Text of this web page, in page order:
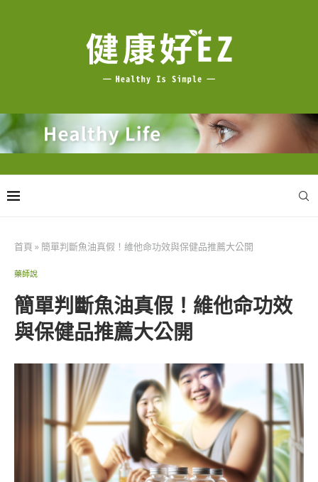
首頁 » 簡單判斷魚油真假！維他命功效與保健品推薦大公開
藥師說
簡單判斷魚油真假！維他命功效
與保健品推薦大公開